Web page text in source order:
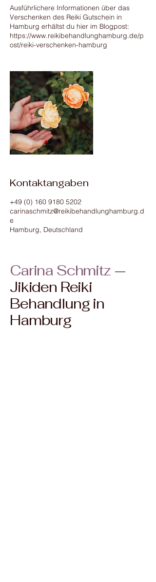
Ausführlichere Informationen über das
Verschenken des Reiki Gutschein in
Hamburg erhältst du hier im Blogpost:
https://www.reikibehandlunghamburg.de/p
ost/reiki-verschenken-hamburg
Kontaktangaben
+49 (0) 160 9180 5202
carinaschmitz@reikibehandlunghamburg.d
e
Hamburg, Deutschland
Carina Schmitz—
Jikiden Reiki
Behandlung in
Hamburg